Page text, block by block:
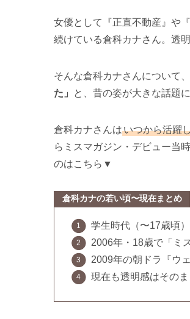
女優として『正直不動産』や
続けている倉科カナさん。透
そんな倉科カナさんについて
た」
と、昔の姿が大きな話題
倉科カナさんはいつから活躍
らミスマガジン・デビュー当
のはこちら▼
倉科カナの若い頃〜現在まとめ
学生時代（〜17歳頃
2006年・18歳で「ミ
2009年の朝ドラ『ウ
現在も透明感はその